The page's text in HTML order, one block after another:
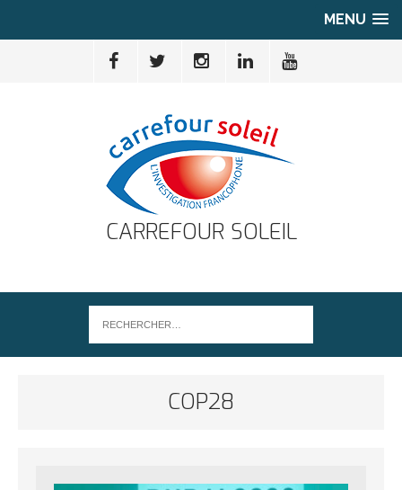
MENU
CARREFOUR SOLEIL
COP28